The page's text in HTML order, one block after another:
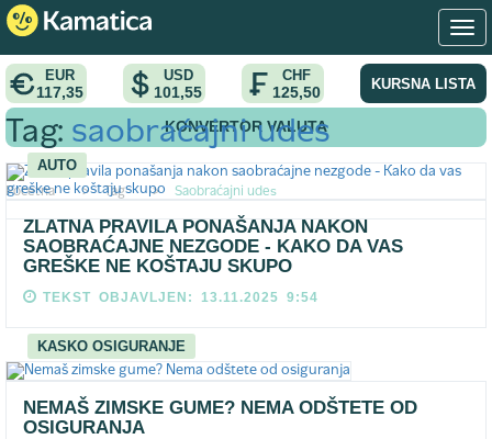
EUR
117,35
USD
101,55
CHF
125,50 KURSNA LISTA
KONVERTOR VALUTA
Pocetna > Tag > Saobraćajni udes
Tag: saobraćajni udes
AUTO
ZLATNA PRAVILA PONAŠANJA NAKON
SAOBRAĆAJNE NEZGODE - KAKO DA VAS
GREŠKE NE KOŠTAJU SKUPO
TEKST OBJAVLJEN: 13.11.2025 9:54
KASKO OSIGURANJE
NEMAŠ ZIMSKE GUME? NEMA ODŠTETE OD
OSIGURANJA